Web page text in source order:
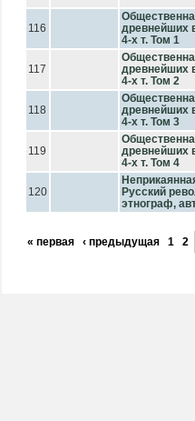
116
древнейших
4-х т. Том 1
117
древнейших
4-х т. Том 2
118
древнейших
4-х т. Том 3
119
древнейших
4-х т. Том 4
120
Русский
этнограф,
« первая ‹ предыдущая 1 2